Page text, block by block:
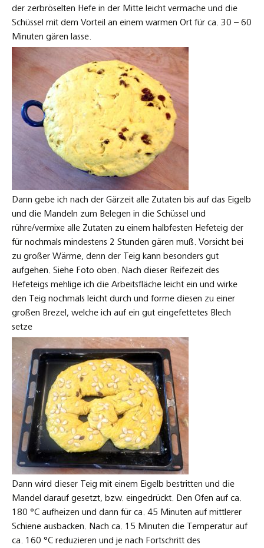
der zerbröselten Hefe in der Mitte leicht vermache und die
Schüssel mit dem Vorteil an einem warmen Ort für ca. 30 – 60
Minuten gären lasse.
Dann gebe ich nach der Gärzeit alle Zutaten bis auf das Eigelb
und die Mandeln zum Belegen in die Schüssel und
rühre/vermixe alle Zutaten zu einem halbfesten Hefeteig der
für nochmals mindestens 2 Stunden gären muß. Vorsicht bei
zu großer Wärme, denn der Teig kann besonders gut
aufgehen. Siehe Foto oben. Nach dieser Reifezeit des
Hefeteigs mehlige ich die Arbeitsfläche leicht ein und wirke
den Teig nochmals leicht durch und forme diesen zu einer
großen Brezel, welche ich auf ein gut eingefettetes Blech
setze
Dann wird dieser Teig mit einem Eigelb bestritten und die
Mandel darauf gesetzt, bzw. eingedrückt. Den Ofen auf ca.
180 °C aufheizen und dann für ca. 45 Minuten auf mittlerer
Schiene ausbacken. Nach ca. 15 Minuten die Temperatur auf
ca. 160 °C reduzieren und je nach Fortschritt des